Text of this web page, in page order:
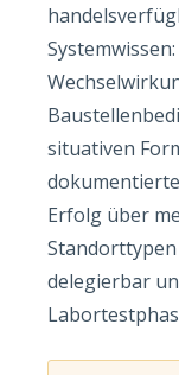
situativen
Erfolg über
delegierbar